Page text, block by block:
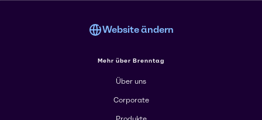
Website ändern
Mehr über Brenntag
Über uns
Corporate